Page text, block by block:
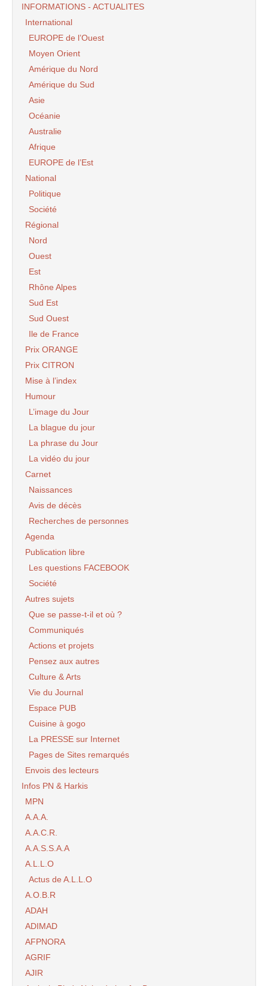
INFORMATIONS - ACTUALITES
International
EUROPE de l’Ouest
Moyen Orient
Amérique du Nord
Amérique du Sud
Asie
Océanie
Australie
Afrique
EUROPE de l’Est
National
Politique
Société
Régional
Nord
Ouest
Est
Rhône Alpes
Sud Est
Sud Ouest
Ile de France
Prix ORANGE
Prix CITRON
Mise à l’index
Humour
L’image du Jour
La blague du jour
La phrase du Jour
La vidéo du jour
Carnet
Naissances
Avis de décès
Recherches de personnes
Agenda
Publication libre
Les questions FACEBOOK
Société
Autres sujets
Que se passe-t-il et où ?
Communiqués
Actions et projets
Pensez aux autres
Culture & Arts
Vie du Journal
Espace PUB
Cuisine à gogo
La PRESSE sur Internet
Pages de Sites remarqués
Envois des lecteurs
Infos PN & Harkis
MPN
A.A.A.
A.A.C.R.
A.A.S.S.A.A
A.L.L.O
Actus de A.L.L.O
A.O.B.R
ADAH
ADIMAD
AFPNORA
AGRIF
AJIR